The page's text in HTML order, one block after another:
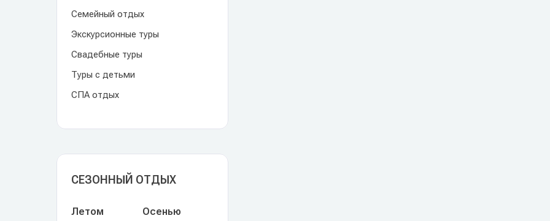
Семейный отдых
Экскурсионные туры
Свадебные туры
Туры с детьми
СПА отдых
СЕЗОННЫЙ ОТДЫХ
Летом Осенью